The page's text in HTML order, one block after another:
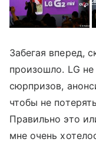
Забегая вперед,
произошло. LG
сюрпризов,
чтобы не
Правильно это
мне очень